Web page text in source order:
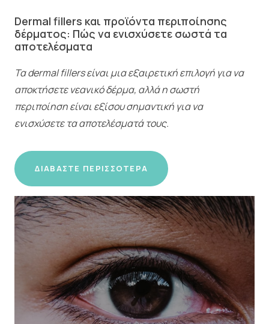
Dermal fillers και προϊόντα περιποίησης
δέρματος: Πώς να ενισχύσετε σωστά τα
αποτελέσματα
Τα dermal fillers είναι μια εξαιρετική επιλογή για να
αποκτήσετε νεανικό δέρμα, αλλά η σωστή
περιποίηση είναι εξίσου σημαντική για να
ενισχύσετε τα αποτελέσματά τους.
ΔΙΑΒΆΣΤΕ ΠΕΡΙΣΣΌΤΕΡΑ